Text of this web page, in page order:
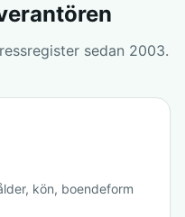
sedan 2003.
kön, boendeform